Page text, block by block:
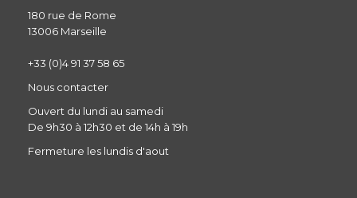
180 rue de Rome
13006 Marseille
+33 (0)4 91 37 58 65
Nous contacter
Ouvert du lundi au samedi
De 9h30 à 12h30 et de 14h à 19h
Fermeture les lundis d'aout